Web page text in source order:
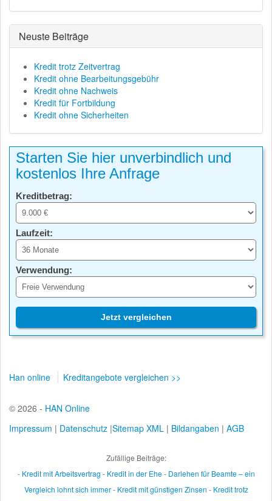
Neuste Beiträge
Kredit trotz Zeitvertrag
Kredit ohne Bearbeitungsgebühr
Kredit ohne Nachweis
Kredit für Fortbildung
Kredit ohne Sicherheiten
Starten Sie hier unverbindlich und
kostenlos Ihre Anfrage
Kreditbetrag:
Laufzeit:
Verwendung:
Jetzt vergleichen
Han online Kreditangebote vergleichen >>
© 2026 - HAN Online
Impressum | Datenschutz |Sitemap XML | Bildangaben | AGB
Zufällige Beiträge:
- Kredit mit Arbeitsvertrag - Kredit in der Ehe- Darlehen für Beamte – ein
Vergleich lohnt sich immer- Kredit mit günstigen Zinsen - Kredit trotz